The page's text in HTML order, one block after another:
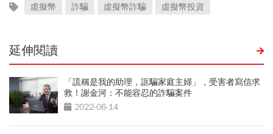
虛擬幣 詐騙 虛擬幣詐騙 虛擬幣投資
延伸閱讀
「謊稱是我的助理，誆騙家庭主婦」，受害者寫信求
救！謝金河：不能容忍的詐騙案件
2022-06-14